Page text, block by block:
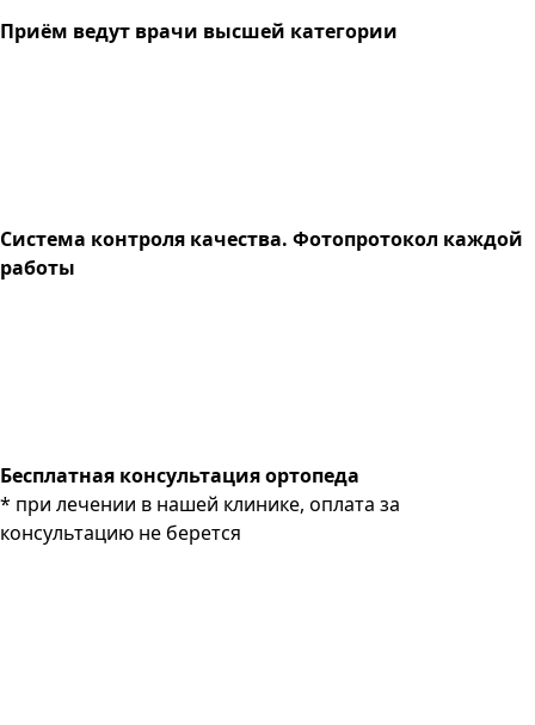
Приём ведут врачи высшей категории
Система контроля качества. Фотопротокол каждой
работы
Бесплатная консультация ортопеда
* при лечении в нашей клинике, оплата за
консультацию не берется